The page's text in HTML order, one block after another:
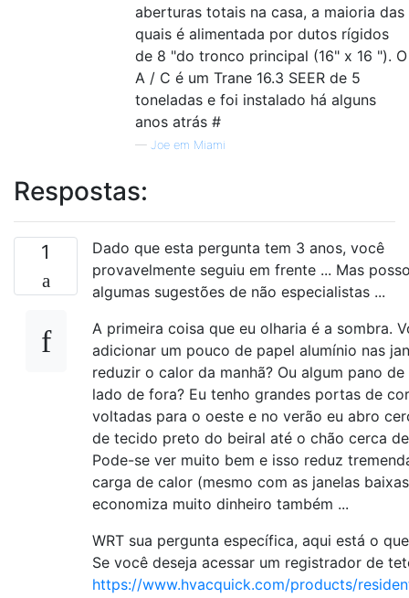
aberturas totais na casa, a maioria das
quais é alimentada por dutos rígidos
de 8 "do tronco principal (16" x 16 "). O
A / C é um Trane 16.3 SEER de 5
toneladas e foi instalado há alguns
anos atrás #
— Joe em Miami
Respostas:
1
Dado que esta pergunta tem 3 anos, você
provavelmente seguiu em frente ... Mas
algumas sugestões de não especialistas ...
A primeira coisa que eu olharia é a sombra.
adicionar um pouco de papel alumínio nas
reduzir o calor da manhã? Ou algum pano
lado de fora? Eu tenho grandes portas de
voltadas para o oeste e no verão eu abro
de tecido preto do beiral até o chão cerca
Pode-se ver muito bem e isso reduz
carga de calor (mesmo com as janelas
economiza muito dinheiro também ...
WRT sua pergunta específica, aqui está o
Se você deseja acessar um registrador de
https://www.hvacquick.com/products/